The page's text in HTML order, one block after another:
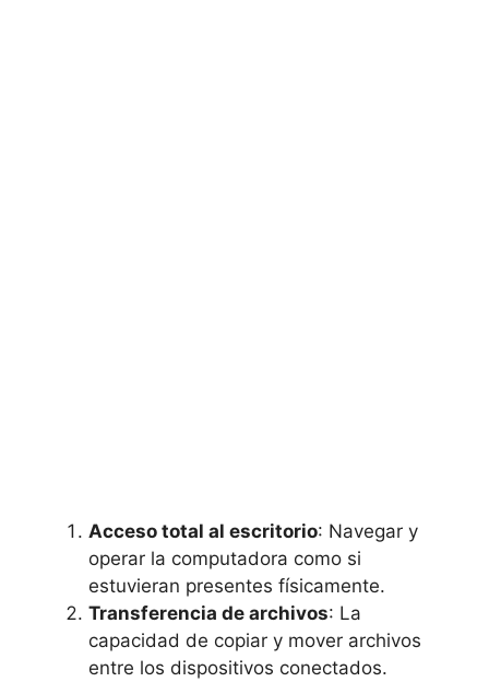
Acceso total al escritorio: Navegar y
operar la computadora como si
estuvieran presentes físicamente.
Transferencia de archivos: La
capacidad de copiar y mover archivos
entre los dispositivos conectados.